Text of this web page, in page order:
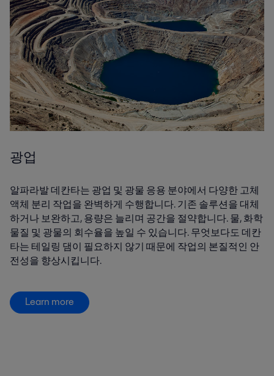
광업
알파라발 데칸타는 광업 및 광물 응용 분야에서 다양한 고체
액체 분리 작업을 완벽하게 수행합니다. 기존 솔루션을 대체
하거나 보완하고, 용량은 늘리며 공간을 절약합니다. 물, 화학
물질 및 광물의 회수율을 높일 수 있습니다. 무엇보다도 데칸
타는 테일링 댐이 필요하지 않기 때문에 작업의 본질적인 안
전성을 향상시킵니다.
Learn more